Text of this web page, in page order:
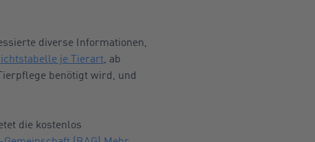
diverse Informationen,
je Tierart, ab
benötigt wird, und
die kostenlos